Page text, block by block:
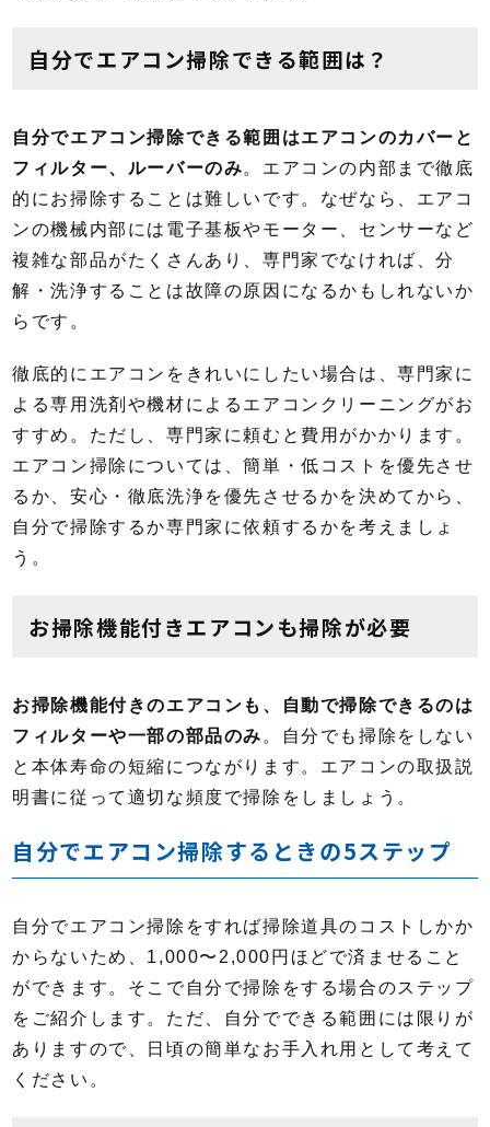
自分でエアコン掃除できる範囲は？
自分でエアコン掃除できる範囲はエアコンのカバーと
フィルター、ルーバーのみ。エアコンの内部まで徹底
的にお掃除することは難しいです。なぜなら、エアコ
ンの機械内部には電子基板やモーター、センサーなど
複雑な部品がたくさんあり、専門家でなければ、分
解・洗浄することは故障の原因になるかもしれないか
らです。
徹底的にエアコンをきれいにしたい場合は、専門家に
よる専用洗剤や機材によるエアコンクリーニングがお
すすめ。ただし、専門家に頼むと費用がかかります。
エアコン掃除については、簡単・低コストを優先させ
るか、安心・徹底洗浄を優先させるかを決めてから、
自分で掃除するか専門家に依頼するかを考えましょ
う。
お掃除機能付きエアコンも掃除が必要
お掃除機能付きのエアコンも、自動で掃除できるのは
フィルターや一部の部品のみ 。自分でも掃除をしない
と本体寿命の短縮につながります。エアコンの取扱説
明書に従って適切な頻度で掃除をしましょう。
自分でエアコン掃除するときの5ステップ
自分でエアコン掃除をすれば掃除道具のコストしかか
からないため、1,000〜2,000円ほどで済ませること
ができます。そこで自分で掃除をする場合のステップ
をご紹介します。ただ、自分でできる範囲には限りが
ありますので、日頃の簡単なお手入れ用として考えて
ください。